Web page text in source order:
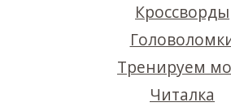
Кроссворды
Тренируем
Читалка